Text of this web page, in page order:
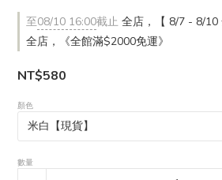
至08/10 16:00截止 全店，【 8/7 - 8/10
全店，《全館滿$2000免運》
NT$580
顏色
數量